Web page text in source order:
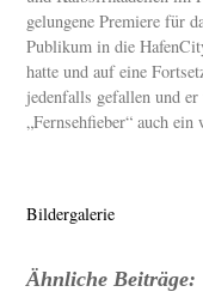
gelungene Premiere für
Publikum in die
hatte und auf eine
jedenfalls gefallen und
„Fernsehfieber“ auch
Bildergalerie
Ähnliche Beiträge: